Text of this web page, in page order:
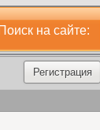
Поиск на сайте:
Регистрация